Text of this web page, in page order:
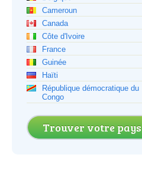
Cameroun
Canada
Côte d'Ivoire
France
Guinée
Haïti
République démocratique du
Congo
Trouver votre pays